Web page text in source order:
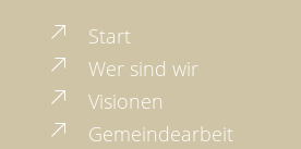
Start
Wer sind wir
Visionen
Gemeindearbeit